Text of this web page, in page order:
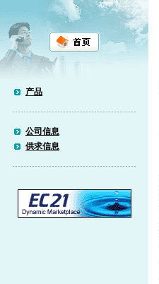
产品
公司信息
供求信息